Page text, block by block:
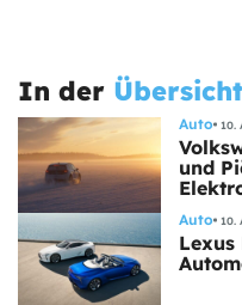
In der Übersicht
Auto 10.
und
Auto 10.
Lexus